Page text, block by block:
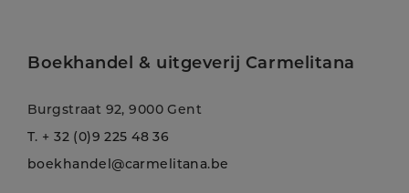
Boekhandel & uitgeverij Carmelitana
Burgstraat 92, 9000 Gent
T. + 32 (0)9 225 48 36
boekhandel@carmelitana.be